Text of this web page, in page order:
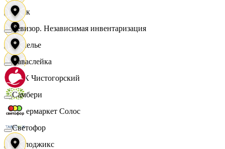
Смак
Сомелье
СПК Чистогорский
Супермаркет Солос
Таблоджикс
Ревизор. Независимая инвентаризация
Саваслейка
Самбери
Светофор